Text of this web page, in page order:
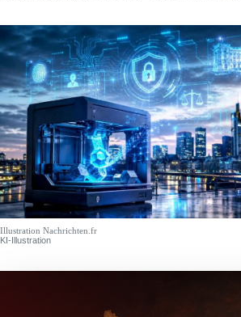
Illustration Nachrichten.fr
KI-Illustration